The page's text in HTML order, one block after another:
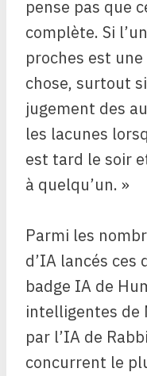
pense pas que
complète. Si
proches est
chose, surtout
jugement des
les lacunes
est tard le soir
à quelqu’un. »
Parmi les
d’IA lancés ces
badge IA de
intelligentes de
par l’IA de
concurrent le